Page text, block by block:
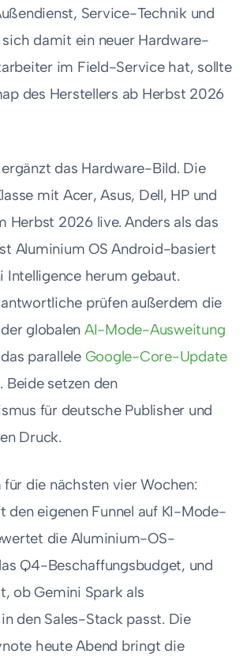
Service-Technik und
damit ein neuer Hardware-
im Field-Service hat, sollte
des Herstellers ab Herbst 2026
das Hardware-Bild. Die
mit Acer, Asus, Dell, HP und
Herbst 2026 live. Anders als das
Aluminium OS Android-basiert
Intelligence herum gebaut.
prüfen außerdem die
globalen AI-Mode-Ausweitung
parallele Google-Core-Update
. Beide setzen den
für deutsche Publisher und
Druck.
für die nächsten vier Wochen:
den eigenen Funnel auf KI-Mode-
die Aluminium-OS-
Q4-Beschaffungsbudget, und
ob Gemini Spark als
den Sales-Stack passt. Die
heute Abend bringt die